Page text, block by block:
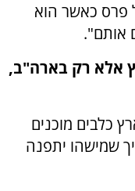
פרס כאשר הוא
אותם".
אלא רק בארה"ב,
כלבים מוכנים
שמישהו יתפנה